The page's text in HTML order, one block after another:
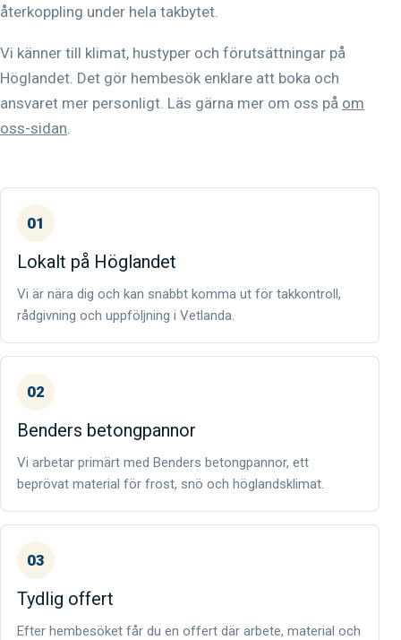
återkoppling under hela takbytet.
Vi känner till klimat, hustyper och förutsättningar på
Höglandet. Det gör hembesök enklare att boka och
ansvaret mer personligt. Läs gärna mer om oss på om
oss-sidan
01
Lokalt på Höglandet
Vi är nära dig och kan snabbt komma ut för takkontroll,
rådgivning och uppföljning i Vetlanda.
02
Benders betongpannor
Vi arbetar primärt med Benders betongpannor, ett
beprövat material för frost, snö och höglandsklimat.
03
Tydlig offert
Efter hembesöket får du en offert där arbete, material och